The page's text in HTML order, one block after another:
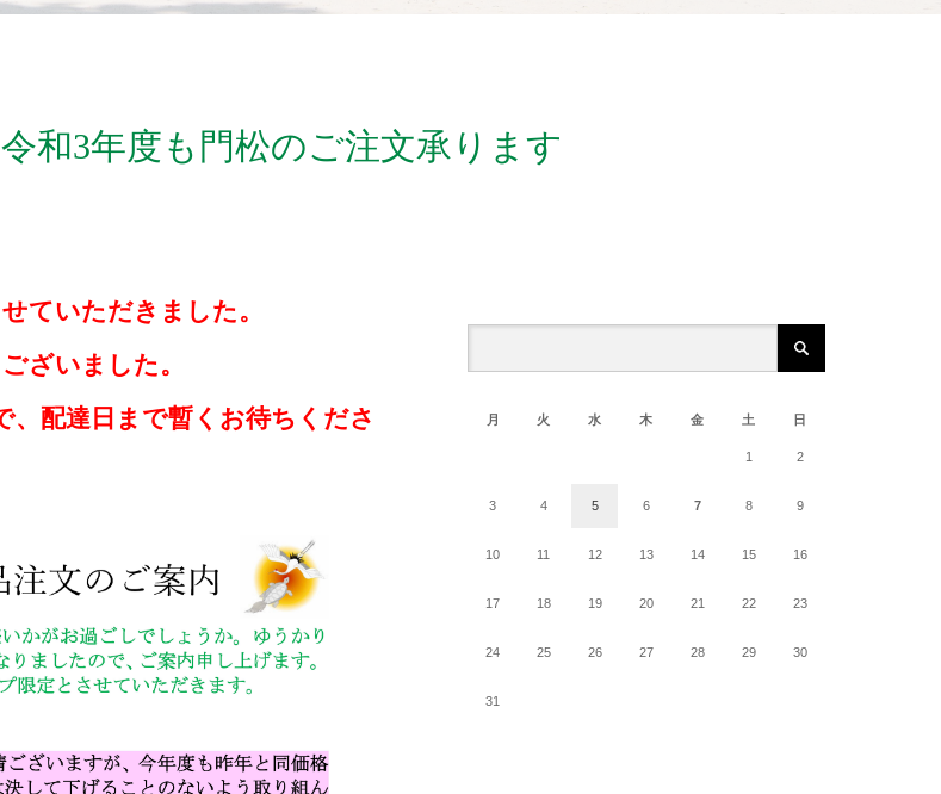
和3年度も門松のご注文承ります
ていただきました。
ざいました。
配達日まで暫くお待ちくださ
月
火 水 木 金 土 日
1 2
3 4 5 6 7 8 9
10 11 12 13 14 15 16
17 18 19 20 21 22 23
24 25 26 27 28 29 30
31